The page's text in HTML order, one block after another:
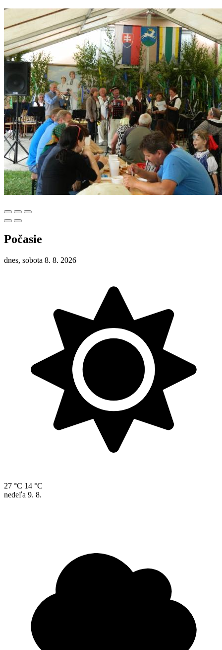
Počasie
dnes, sobota 8. 8. 2026
27 °C 14 °C
nedeľa 9. 8.